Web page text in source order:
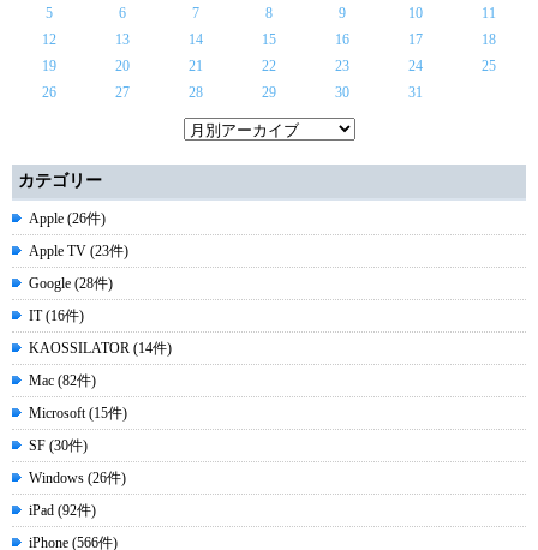
5
6 7 8 9 10
11
12
13 14 15 16 17
18
19
20 21 22 23 24
25
26
27 28 29 30 31
カテゴリー
Apple (26件)
Apple TV (23件)
Google (28件)
IT (16件)
KAOSSILATOR (14件)
Mac (82件)
Microsoft (15件)
SF (30件)
Windows (26件)
iPad (92件)
iPhone (566件)